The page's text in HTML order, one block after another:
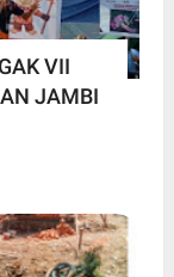
VII
JAMBI